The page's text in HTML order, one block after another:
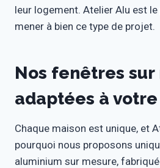
leur logement. Atelier Alu est
mener à bien ce type de projet.
Nos fenêtres sur
adaptées à
Chaque maison est unique, et
pourquoi nous proposons
aluminium sur mesure,